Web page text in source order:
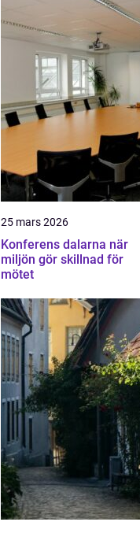
25 mars 2026
Konferens dalarna när
miljön gör skillnad för
mötet